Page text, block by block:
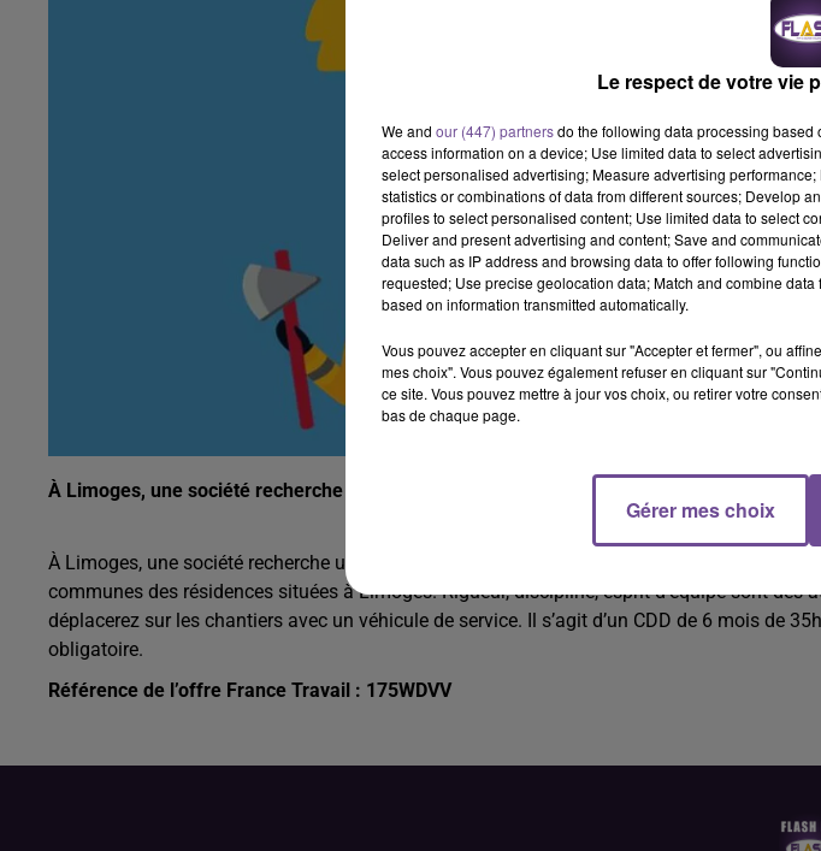
À Limoges, une société recherche un agent d’entretien propreté d’immeubles (H/F).
À Limoges, une société recherche un agent d’entretien propreté d’immeubles (H/F). Vous
communes des résidences situées à Limoges. Rigueur, discipline, esprit d'équipe sont des
déplacerez sur les chantiers avec un véhicule de service. Il s’agit d’un CDD de 6 mois de
obligatoire.
Référence de l’offre France Travail : 175WDVV
Le respect de votre vie
We and our (447) partnersdo the following data processing based
access information on a device; Use limited data to select
select personalised advertising; Measure advertising
statistics or combinations of data from different sources; Develop
profiles to select personalised content; Use limited data to select
Deliver and present advertising and content; Save and
data such as IP address and browsing data to offer following
requested; Use precise geolocation data; Match and combine
based on information transmitted automatically.
Vous pouvez accepter en cliquant sur "Accepter et fermer", ou
mes choix". Vous pouvez également refuser en cliquant sur
ce site. Vous pouvez mettre à jour vos choix, ou retirer votre
bas de chaque page.
Gérer mes choix